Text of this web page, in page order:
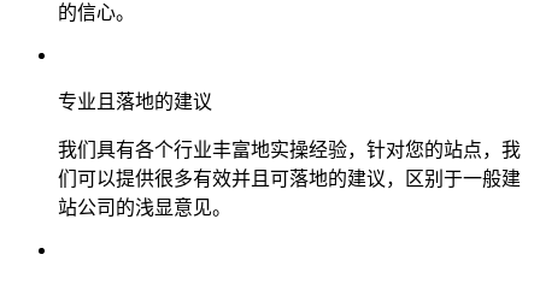
的信心。
专业且落地的建议
我们具有各个行业丰富地实操经验，针对您的站点，我
们可以提供很多有效并且可落地的建议，区别于一般建
站公司的浅显意见。